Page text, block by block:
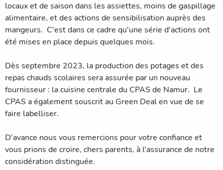
locaux et de saison dans les assiettes, moins de gaspillage
alimentaire, et des actions de sensibilisation auprès des
mangeurs. C'est dans ce cadre qu'une série d'actions ont
été mises en place depuis quelques mois.
Dès septembre 2023, la production des potages et des
repas chauds scolaires sera assurée par un nouveau
fournisseur : la cuisine centrale du CPAS de Namur. Le
CPAS a également souscrit au Green Deal en vue de se
faire labelliser.
D'avance nous vous remercions pour votre confiance et
vous prions de croire, chers parents, à l'assurance de notre
considération distinguée.